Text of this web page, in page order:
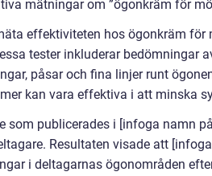
mätningar om ”ögonkräm för
effektiviteten hos ögonkräm
tester inkluderar bedömningar
påsar och fina linjer runt
kan vara effektiva i att minska
som publicerades i [infoga namn
Resultaten visade att
i deltagarnas ögonområden